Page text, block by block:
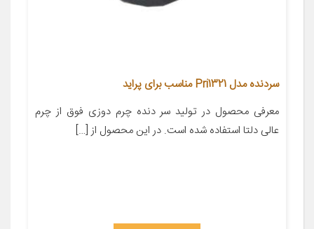
سردنده مدل Pri1321 مناسب برای پراید
معرفی محصول در تولید سر دنده چرم دوزی فوق از چرم
عالی دلتا استفاده شده است. در این محصول از […]